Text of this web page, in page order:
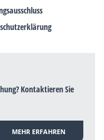
Kontaktieren Sie
MEHR ERFAHREN